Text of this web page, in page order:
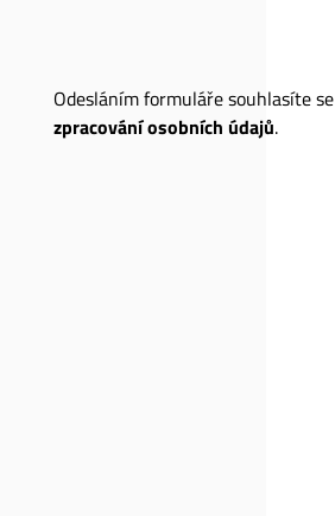
Odesláním formuláře souhlasíte se
zpracování osobních údajů.